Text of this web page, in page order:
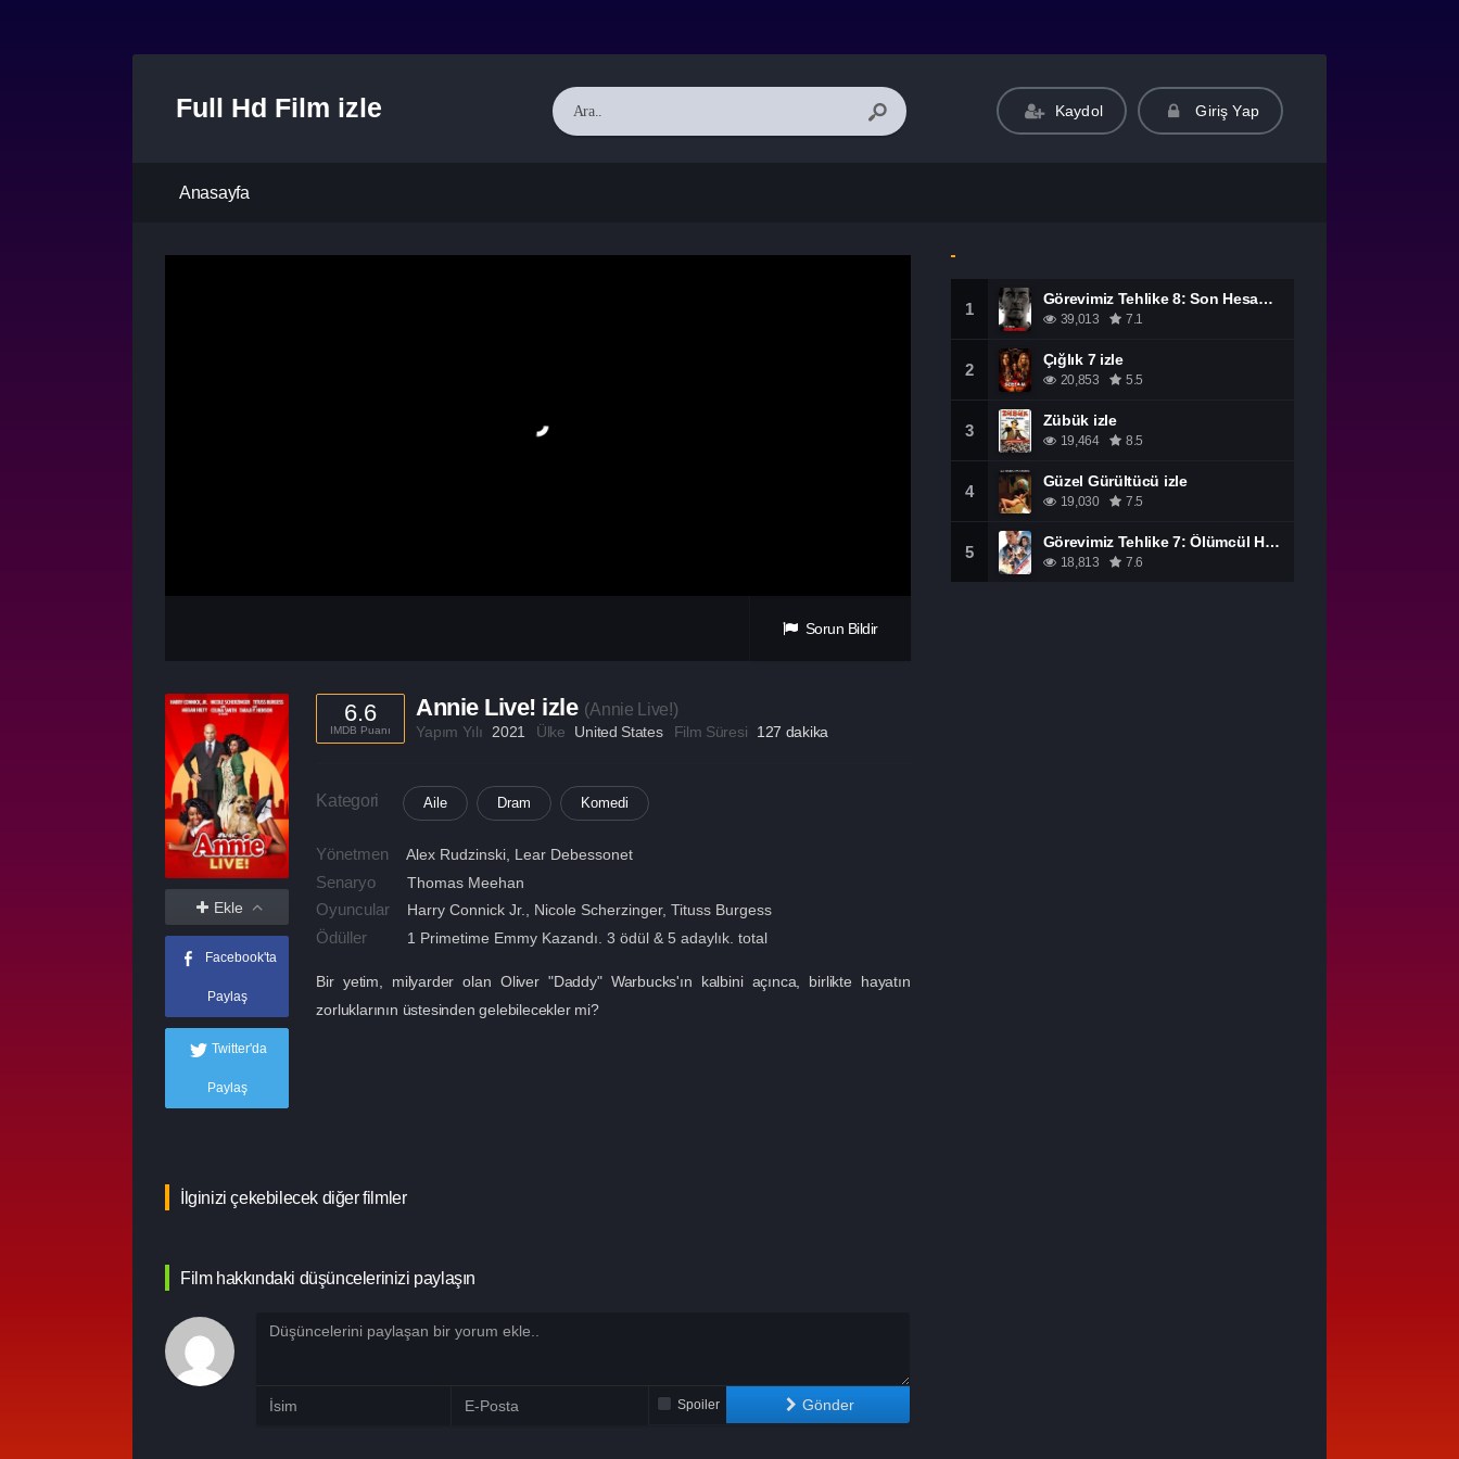
Full Hd Film izle Kaydol Giriş Yap
Anasayfa
Sorun Bildir
Ekle
Facebook'ta
Paylaş
Twitter'da
Paylaş
6.6
IMDB Puanı
Annie Live! izle (Annie Live!)
Yapım Yılı 2021 Ülke United States Film Süresi 127 dakika
Kategori Aile Dram Komedi
Yönetmen Alex Rudzinski Lear Debessonet
Senaryo Thomas Meehan
Oyuncular Harry Connick Jr. Nicole Scherzinger,Tituss Burgess
Ödüller 1 Primetime Emmy Kazandı. 3 ödül & 5 adaylık. total
Bir yetim, milyarder olan Oliver "Daddy" Warbucks'ın kalbini açınca, birlikte hayatın
zorluklarının üstesinden gelebilecekler mi?
İlginizi çekebilecek diğer filmler
Film hakkındaki düşüncelerinizi paylaşın
Spoiler Gönder
1
Görevimiz Tehlike 8: Son Hesaplaşma izle
39,013 7.1
2
Çığlık 7 izle
20,853 5.5
3
Zübük izle
19,464 8.5
4
Güzel Gürültücü izle
19,030 7.5
5
Görevimiz Tehlike 7: Ölümcül Hesaplaşma Bölüm 1 izle
18,813 7.6